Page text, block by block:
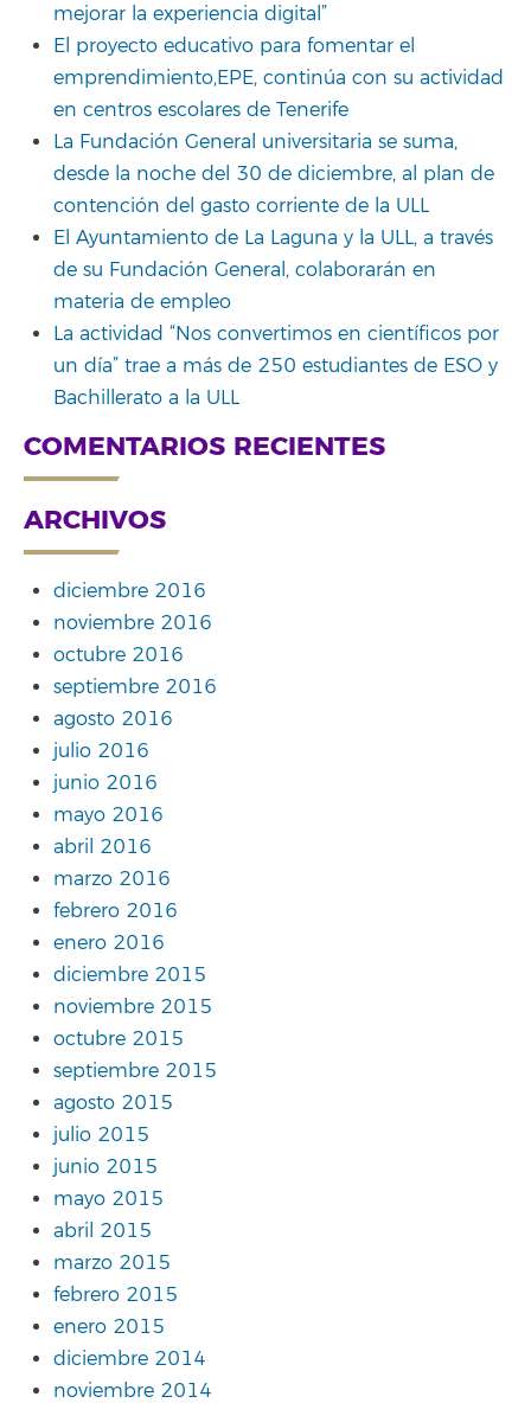
mejorar la experiencia digital”
El proyecto educativo para fomentar el
emprendimiento,EPE, continúa con su actividad
en centros escolares de Tenerife
La Fundación General universitaria se suma,
desde la noche del 30 de diciembre, al plan de
contención del gasto corriente de la ULL
El Ayuntamiento de La Laguna y la ULL, a través
de su Fundación General, colaborarán en
materia de empleo
La actividad “Nos convertimos en científicos por
un día” trae a más de 250 estudiantes de ESO y
Bachillerato a la ULL
COMENTARIOS RECIENTES
ARCHIVOS
diciembre 2016
noviembre 2016
octubre 2016
septiembre 2016
agosto 2016
julio 2016
junio 2016
mayo 2016
abril 2016
marzo 2016
febrero 2016
enero 2016
diciembre 2015
noviembre 2015
octubre 2015
septiembre 2015
agosto 2015
julio 2015
junio 2015
mayo 2015
abril 2015
marzo 2015
febrero 2015
enero 2015
diciembre 2014
noviembre 2014